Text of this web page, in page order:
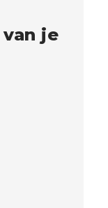
je